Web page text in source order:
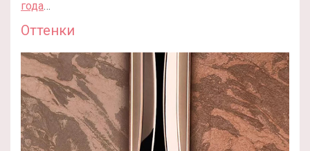
года…
Оттенки